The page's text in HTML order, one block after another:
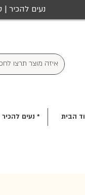
נעים להכיר
הבית * נעים